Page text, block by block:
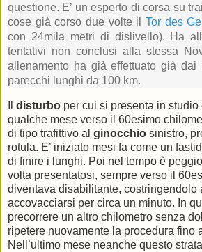
questione. E’ un esperto di corsa su
cose già corso due volte il Tor des
con 24mila metri di dislivello). Ha
tentativi non conclusi alla stessa
allenamento ha già effettuato già dai
parecchi lunghi da 100 km.
disturbo per cui si presenta in studio
qualche mese verso il 60esimo
di tipo trafittivo al ginocchio sinistro,
rotula. E’ iniziato mesi fa come un
di finire i lunghi. Poi nel tempo è
volta presentatosi, sempre verso il
diventava disabilitante, costringendolo
accovacciarsi per circa un minuto. In
precorrere un altro chilometro senza
ripetere nuovamente la procedura fino
Nell’ultimo mese neanche questo